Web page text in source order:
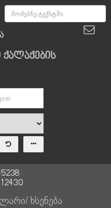
ხსენება